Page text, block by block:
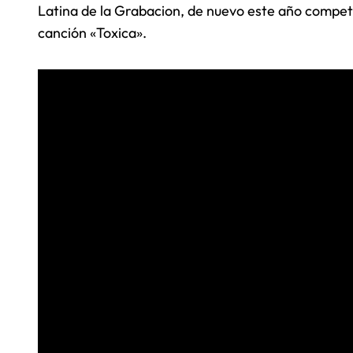
Latina de la Grabacion, de nuevo este año
canción «Toxica».